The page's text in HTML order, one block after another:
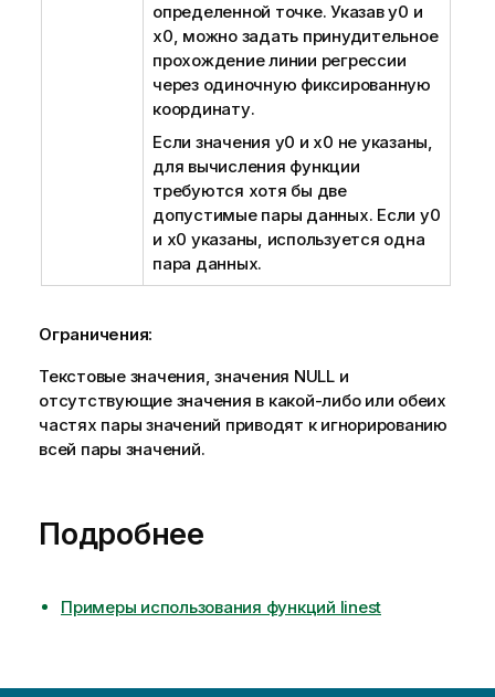
определенной точке. Указавy0 и
x0, можно задать принудительное
прохождение линии регрессии
через одиночную фиксированную
координату.
Если значения y0 и x0 не указаны,
для вычисления функции
требуются хотя бы две
допустимые пары данных. Если y0
и x0 указаны, используется одна
пара данных.
Ограничения:
Текстовые значения, значения NULLи
отсутствующие значения в какой-либо или обеих
частях пары значений приводят к игнорированию
всей пары значений.
Подробнее
Примеры использования функций linest